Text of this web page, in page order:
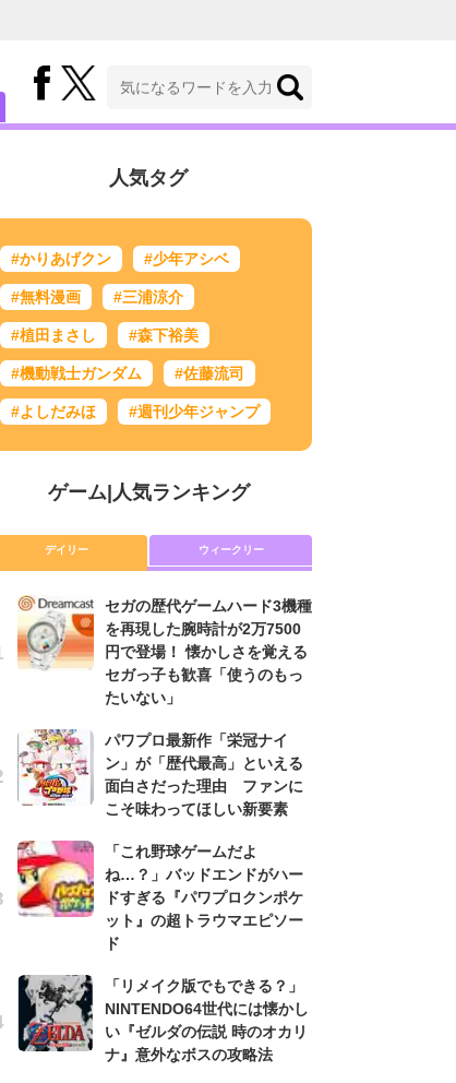
人気タグ
#かりあげクン #少年アシベ
#無料漫画 #三浦涼介
#植田まさし #森下裕美
#機動戦士ガンダム #佐藤流司
#よしだみほ #週刊少年ジャンプ
ゲーム| 人気ランキング
デイリー ウィークリー
セガの歴代ゲームハード3機種
を再現した腕時計が2万7500
円で登場！ 懐かしさを覚える
セガっ子も歓喜「使うのもっ
たいない」
パワプロ最新作「栄冠ナイ
ン」が「歴代最高」といえる
面白さだった理由 ファンに
こそ味わってほしい新要素
「これ野球ゲームだよ
ね…？」バッドエンドがハー
ドすぎる『パワプロクンポケ
ット』の超トラウマエピソー
ド
「リメイク版でもできる？」
NINTENDO64世代には懐かし
い『ゼルダの伝説 時のオカリ
ナ』意外なボスの攻略法